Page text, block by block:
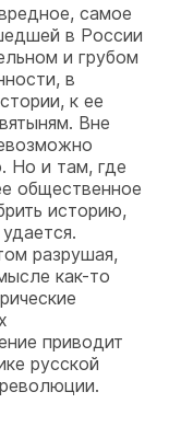
самое
в России
и грубом
в
к ее
Вне
Но и там, где
общественное
историю,
разрушая,
как-то
приводит
русской